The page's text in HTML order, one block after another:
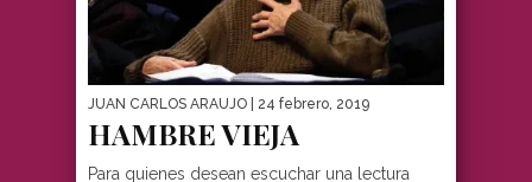
JUAN CARLOS ARAUJO | 24 febrero, 2019
HAMBRE VIEJA
Para quienes desean escuchar una lectura